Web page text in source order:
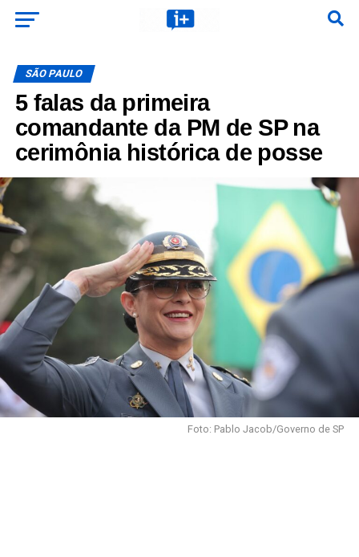
SÃO PAULO
5 falas da primeira
comandante da PM de SP na
cerimônia histórica de posse
Foto: Pablo Jacob/Governo de SP